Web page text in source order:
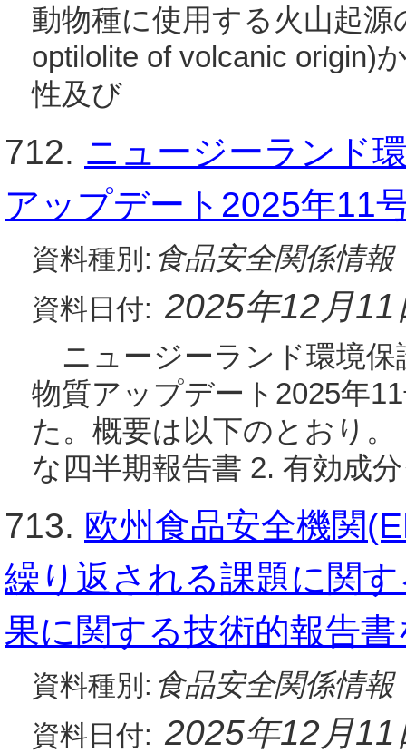
動物種に使用する火山起
optilolite of volcanic origin)
性及び
712. ニュージーランド
アップデート2025年11
資料種別: 食品安全関係情報
資料日付: 2025年12月11
ニュージーランド環境保
物質アップデート2025年
た。概要は以下のとおり
な四半期報告書 2. 有効成
713. 欧州食品安全機関
繰り返される課題に関
果に関する技術的報告書
資料種別: 食品安全関係情報
資料日付: 2025年12月11